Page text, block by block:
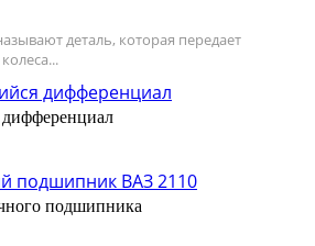
деталь, которая передает
подшипника